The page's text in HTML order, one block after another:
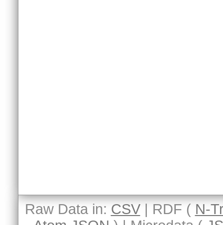
Raw Data in: CSV| RDF ( N-